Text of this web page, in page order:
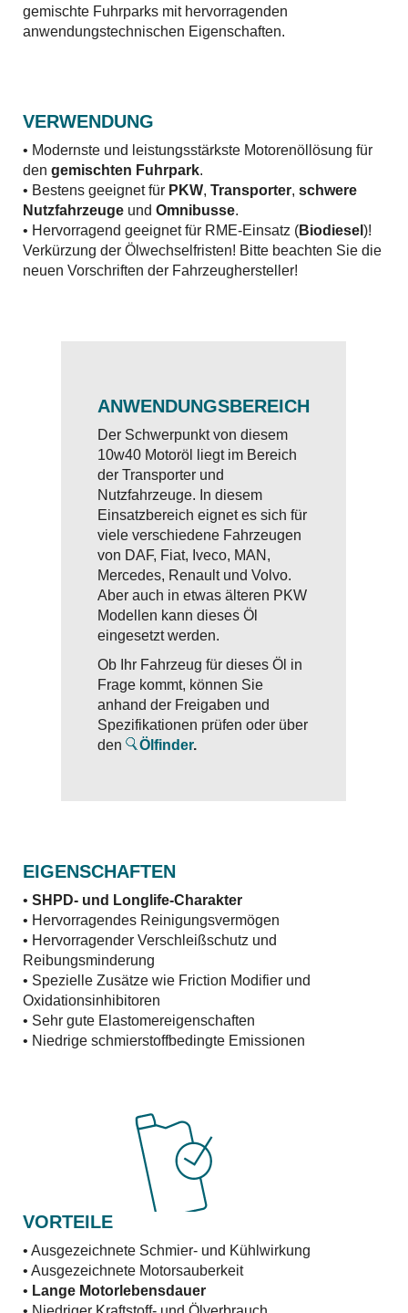
gemischte Fuhrparks mit hervorragenden
anwendungstechnischen Eigenschaften.
VERWENDUNG
• Modernste und leistungsstärkste Motorenöllösung für
den gemischten Fuhrpark.
• Bestens geeignet für PKW, Transporter, schwere
Nutzfahrzeuge und Omnibusse.
• Hervorragend geeignet für RME-Einsatz (Biodiesel )!
Verkürzung der Ölwechselfristen! Bitte beachten Sie die
neuen Vorschriften der Fahrzeughersteller!
ANWENDUNGSBEREICH
Der Schwerpunkt von diesem
10w40 Motoröl liegt im Bereich
der Transporter und
Nutzfahrzeuge. In diesem
Einsatzbereich eignet es sich für
viele verschiedene Fahrzeugen
von DAF, Fiat, Iveco, MAN,
Mercedes, Renault und Volvo.
Aber auch in etwas älteren PKW
Modellen kann dieses Öl
eingesetzt werden.
Ob Ihr Fahrzeug für dieses Öl in
Frage kommt, können Sie
anhand der Freigaben und
Spezifikationen prüfen oder über
den
Ölfinder.
EIGENSCHAFTEN
• SHPD- und Longlife-Charakter
• Hervorragendes Reinigungsvermögen
• Hervorragender Verschleißschutz und
Reibungsminderung
• Spezielle Zusätze wie Friction Modifier und
Oxidationsinhibitoren
• Sehr gute Elastomereigenschaften
• Niedrige schmierstoffbedingte Emissionen
VORTEILE
• Ausgezeichnete Schmier- und Kühlwirkung
• Ausgezeichnete Motorsauberkeit
• Lange Motorlebensdauer